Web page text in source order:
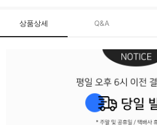
상품상세 Q&A